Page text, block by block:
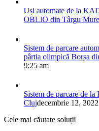
Uși automate de la
OBLIO din Târgu
Sistem de parcare
pârtia olimpică Borșa
9:25 am
Sistem de parcare de
Clujdecembrie 12,
Cele mai căutate soluții